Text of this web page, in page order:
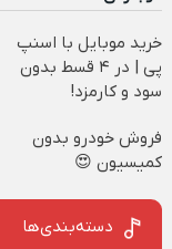
خرید موبایل با اسنپ
پی | در ۴ قسط بدون
سود و کارمزد!
فروش خودرو بدون
کمیسیون 😍
دسته‌بندی‌ها